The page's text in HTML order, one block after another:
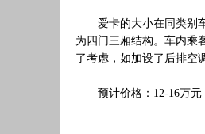
爱卡的大小在同类别车
为四门三厢结构。车内乘
了考虑，如加设了后排空
预计价格：12-16万元